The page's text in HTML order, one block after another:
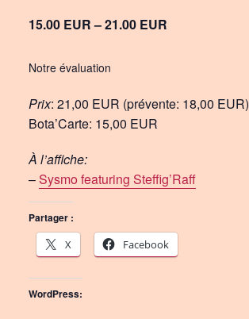
15.00 EUR – 21.00 EUR
Notre évaluation
Prix: 21,00 EUR (prévente: 18,00 EUR)
Bota’Carte: 15,00 EUR
À l’affiche:
–Sysmo featuring Steffig’Raff
Partager :
X
Facebook
WordPress: